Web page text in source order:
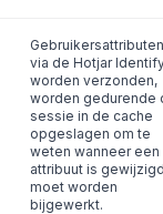
via de Hotjar
worden verzonden,
worden gedurende
sessie in de cache
opgeslagen om te
weten wanneer een
attribuut is
moet worden
bijgewerkt.